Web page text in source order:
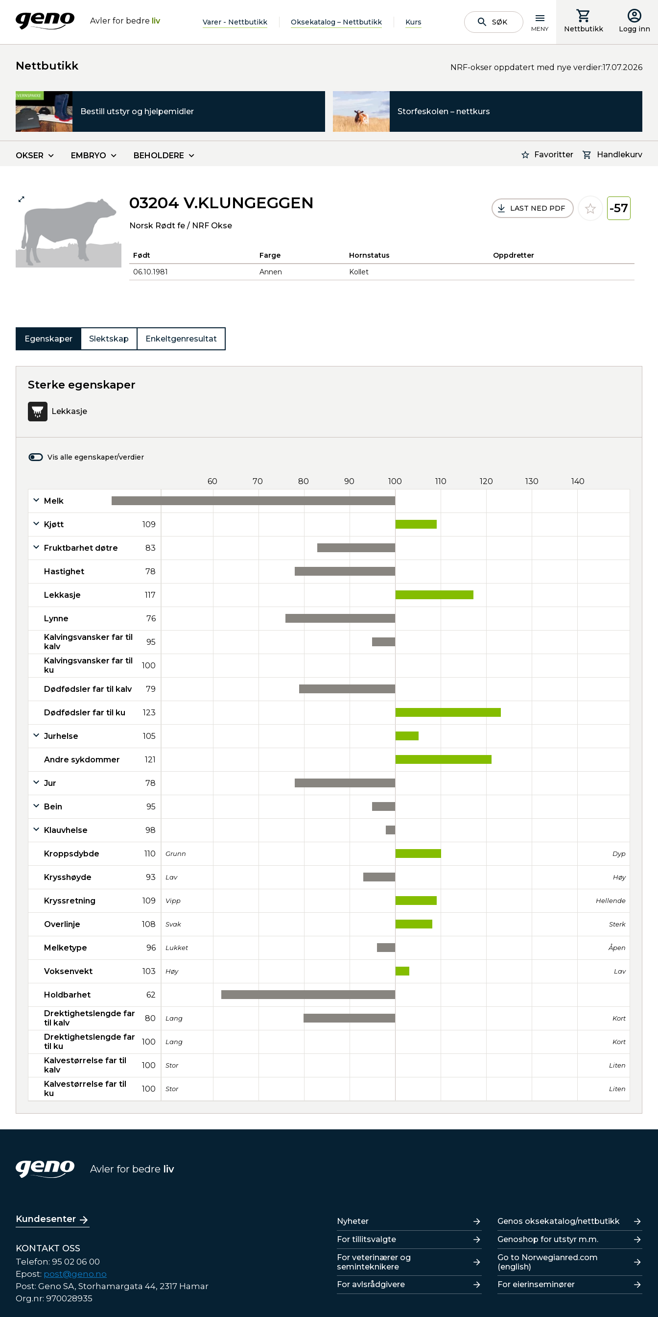
Avler for bedre liv Varer - Nettbutikk Oksekatalog – Nettbutikk Kurs SØK
MENY Nettbutikk Logg inn
Nettbutikk NRF-okser oppdatert med nye verdier:17.07.2026
Bestill utstyr og hjelpemidler Storfeskolen – nettkurs
Favoritter Handlekurv
OKSER EMBRYO BEHOLDERE
03204 V.KLUNGEGGEN
Norsk Rødt fe / NRF Okse
LAST NED PDF -57
Født Farge Hornstatus
Oppdretter
06.10.1981
Annen Kollet
Egenskaper Slektskap Enkeltgenresultat
Sterke egenskaper
Lekkasje
Vis alle egenskaper/verdier
60 70 80 90 100 110 120 130 140
Melk
Kjøtt 109
Fruktbarhet døtre 83
Hastighet 78
Lekkasje 117
Lynne 76
Kalvingsvansker far til
kalv
95
Kalvingsvansker far til
ku
100
Dødfødsler far til kalv 79
Dødfødsler far til ku 123
Jurhelse 105
Andre sykdommer 121
Jur 78
Bein 95
Klauvhelse 98
Kroppsdybde 110 Grunn Dyp
Krysshøyde 93 Lav Høy
Kryssretning 109 Vipp Hellende
Overlinje 108 Svak Sterk
Melketype 96 Lukket Åpen
Voksenvekt 103 Høy Lav
Holdbarhet 62
Drektighetslengde far
til kalv
80 Lang Kort
Drektighetslengde far
til ku
100 Lang Kort
Kalvestørrelse far til
kalv
100 Stor Liten
Kalvestørrelse far til
ku
100 Stor Liten
Avler for bedre liv
Kundesenter
KONTAKT OSS
Telefon: 95 02 06 00
Epost: post@geno.no
Post: Geno SA, Storhamargata 44, 2317 Hamar
Org.nr: 970028935
Lenker
Nyheter
For tillitsvalgte
For veterinærer og
seminteknikere
For avlsrådgivere
Lenker
Genos oksekatalog/nettbutikk
Genoshop for utstyr m.m.
Go to Norwegianred.com
(english)
For eierinseminører